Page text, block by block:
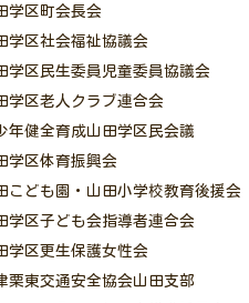
学区町会長会
学区社会福祉協議会
学区民生委員児童委員協議会
学区老人クラブ連合会
年健全育成山田学区民会議
学区体育振興会
こども園・山田小学校教育後援会
学区子ども会指導者連合会
学区更生保護女性会
栗東交通安全協会山田支部